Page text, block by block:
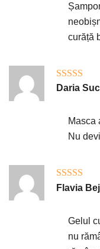
curăță
Evaluat la5
Daria
Masca
Nu
Evaluat la5
Flavia
Gelul
nu